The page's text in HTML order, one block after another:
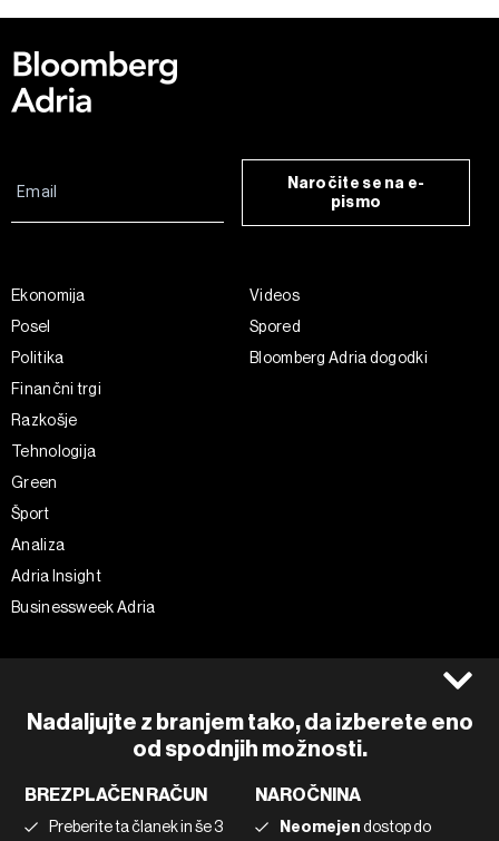
Nadaljujte z branjem tako, da izberete eno
od spodnjih možnosti.
BREZPLAČEN RAČUN
Preberite ta članek in še 3
NAROČNINA
Neomejendostop do
Naročite se na e-
pismo
Ekonomija
Posel
Politika
Finančni trgi
Razkošje
Tehnologija
Green
Šport
Analiza
Adria Insight
Businessweek Adria
Videos
Spored
Bloomberg Adria dogodki
Piškotki
Marketing
Uporaba umetne inteligence
Instagram
Linkedin
Tiktok